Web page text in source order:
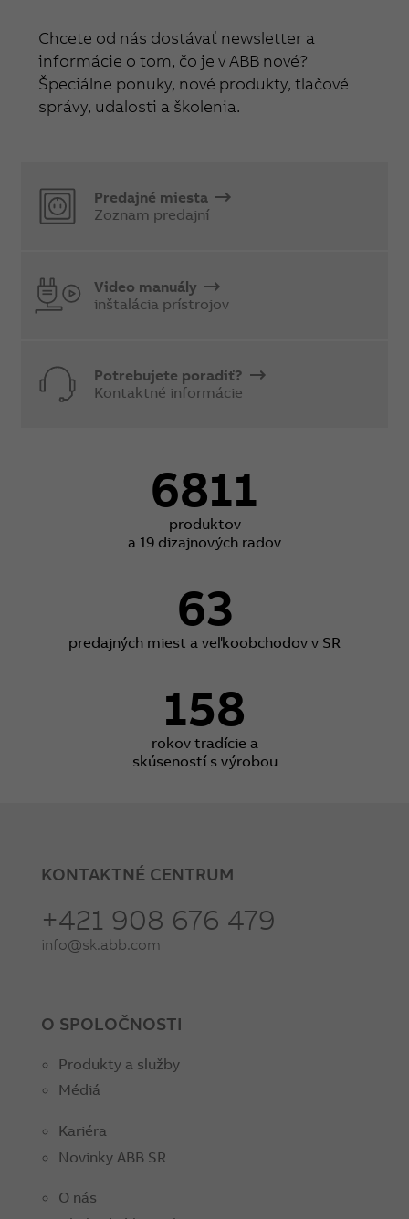
Chcete od nás dostávať newsletter a
informácie o tom, čo je v ABB nové?
Špeciálne ponuky, nové produkty, tlačové
správy, udalosti a školenia.
Predajné miesta
Zoznam predajní
Video manuály
inštalácia prístrojov
Potrebujete poradiť?
Kontaktné informácie
6811
produktov
a 19 dizajnových radov
63
predajných miest a veľkoobchodov v SR
158
rokov tradície a
skúseností s výrobou
KONTAKTNÉ CENTRUM
+421 908 676 479
info@sk.abb.com
O SPOLOČNOSTI
Produkty a služby
Médiá
Kariéra
Novinky ABB SR
O nás